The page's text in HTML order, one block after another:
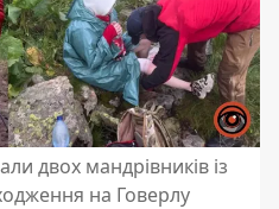
двох мандрівників із
на Говерлу